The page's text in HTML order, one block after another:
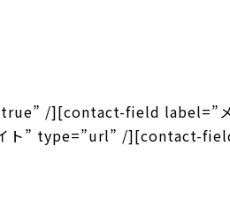
/][contact-field label=”メ
ト” type=”url” /][contact-